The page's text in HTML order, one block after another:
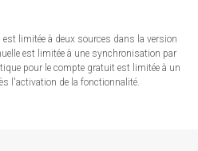
limitée à deux sources dans la version
est limitée à une synchronisation par
pour le compte gratuit est limitée à un
l'activation de la fonctionnalité.